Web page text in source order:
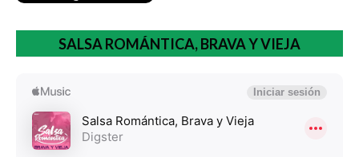
SALSA ROMÁNTICA, BRAVA Y VIEJA